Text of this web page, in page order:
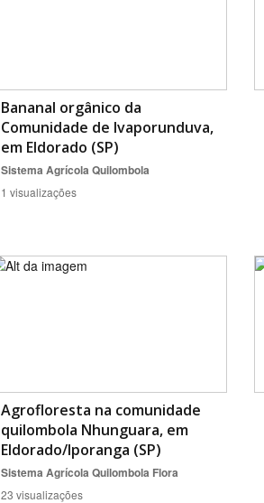
Bananal orgânico da
Comunidade de Ivaporunduva,
em Eldorado (SP)
Sistema Agrícola Quilombola
1 visualizações
Agrofloresta na comunidade
quilombola Nhunguara, em
Eldorado/Iporanga (SP)
Sistema Agrícola Quilombola Flora
23 visualizações